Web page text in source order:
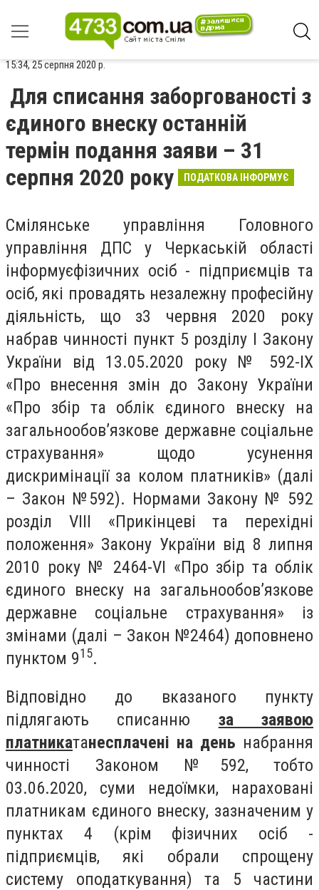
15:34, 25 серпня 2020 р.
Для списання заборгованості з
єдиного внеску останній
термін подання заяви – 31
серпня 2020 року
ПОДАТКОВА ІНФОРМУЄ
Смілянське управління Головного
управління ДПС у Черкаській області
інформуєфізичних осіб - підприємців та
осіб, які провадять незалежну професійну
діяльність, що з3 червня 2020 року
набрав чинності пункт 5 розділу I Закону
України від 13.05.2020 року № 592-IX
«Про внесення змін до Закону України
«Про збір та облік єдиного внеску на
загальнообов’язкове державне соціальне
страхування» щодо усунення
дискримінації за колом платників» (далі
– Закон №592). Нормами Закону № 592
розділ VIII «Прикінцеві та перехідні
положення» Закону України від 8 липня
2010 року № 2464-VI «Про збір та облік
єдиного внеску на загальнообов’язкове
державне соціальне страхування» із
змінами (далі – Закон №2464) доповнено
пунктом 915.
Відповідно до вказаного пункту
підлягають списанню за заявою
платникатанесплачені на день набрання
чинності Законом №592, тобто
03.06.2020, суми недоїмки, нараховані
платникам єдиного внеску, зазначеним у
пунктах 4 (крім фізичних осіб -
підприємців, які обрали спрощену
систему оподаткування) та 5 частини